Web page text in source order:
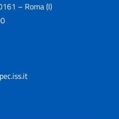
– Roma (I)